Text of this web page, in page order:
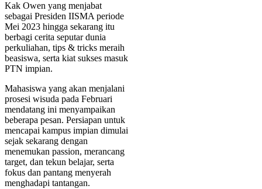
Kak Owen yang menjabat
sebagai Presiden IISMA periode
Mei 2023 hingga sekarang itu
berbagi cerita seputar dunia
perkuliahan, tips & tricks meraih
beasiswa, serta kiat sukses masuk
PTN impian.
Mahasiswa yang akan menjalani
prosesi wisuda pada Februari
mendatang ini menyampaikan
beberapa pesan. Persiapan untuk
mencapai kampus impian dimulai
sejak sekarang dengan
menemukan passion, merancang
target, dan tekun belajar, serta
fokus dan pantang menyerah
menghadapi tantangan.